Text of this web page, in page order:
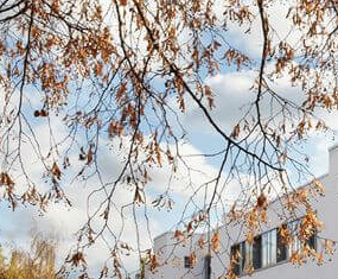
SCHULLEBEN
TERMINE IM SCHULJAHR